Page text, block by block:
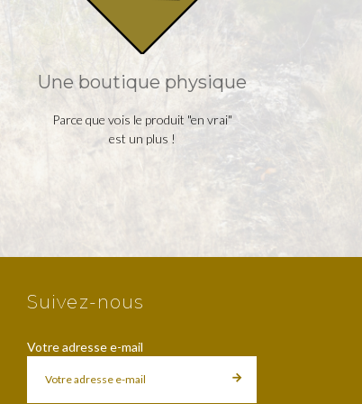
Une boutique physique
Parce que vois le produit "en vrai"
est un plus !
Suivez-nous
Votre adresse e-mail